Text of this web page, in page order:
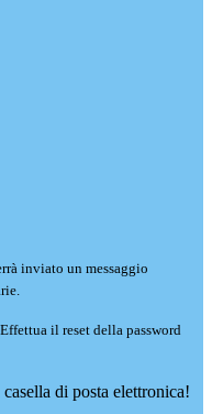
inviato un messaggio
il reset della password
di posta elettronica!